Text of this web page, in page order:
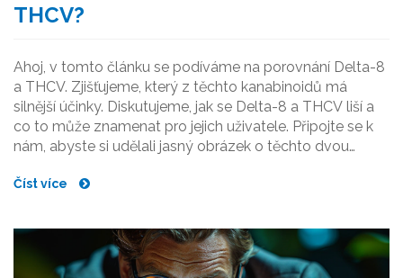
THCV?
Ahoj, v tomto článku se podíváme na porovnání Delta-8
a THCV. Zjišťujeme, který z těchto kanabinoidů má
silnější účinky. Diskutujeme, jak se Delta-8 a THCV liší a
co to může znamenat pro jejich uživatele. Připojte se k
nám, abyste si udělali jasný obrázek o těchto dvou
Číst více